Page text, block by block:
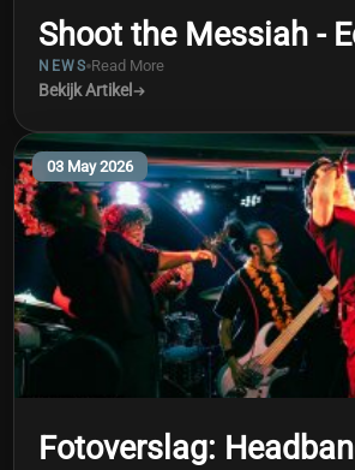
Shoot the Messiah -
NEWS Read More
Bekijk Artikel
03 May 2026
Fotoverslag: